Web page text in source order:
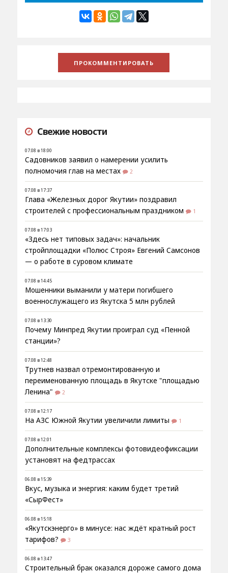
Свежие новости
07.08 в 18:00
Садовников заявил о намерении усилить
полномочия глав на местах
2
07.08 в 17:37
Глава «Железных дорог Якутии» поздравил
строителей с профессиональным праздником
1
07.08 в 17:03
«Здесь нет типовых задач»: начальник
стройплощадки «Полюс Строя» Евгений Самсонов
— о работе в суровом климате
07.08 в 14:45
Мошенники выманили у матери погибшего
военнослужащего из Якутска 5 млн рублей
07.08 в 13:30
Почему Минпред Якутии проиграл суд «Пенной
станции»?
07.08 в 12:48
Трутнев назвал отремонтированную и
переименованную площадь в Якутске "площадью
Ленина"
2
07.08 в 12:17
На АЗС Южной Якутии увеличили лимиты 1
07.08 в 12:01
Дополнительные комплексы фотовидеофиксации
установят на федтрассах
06.08 в 15:39
Вкус, музыка и энергия: каким будет третий
«СырФест»
06.08 в 15:18
«Якутскэнерго» в минусе: нас ждёт кратный рост
тарифов?
3
06.08 в 13:47
Строительный брак оказался дороже самого дома